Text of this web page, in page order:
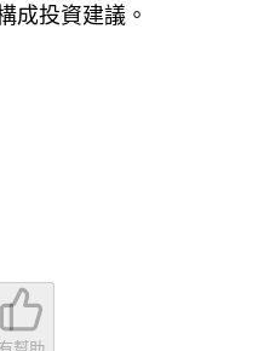
成投資建議。